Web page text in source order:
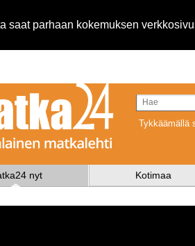
saat parhaan kokemuksen
Tykkäämällä
nyt Kotimaa